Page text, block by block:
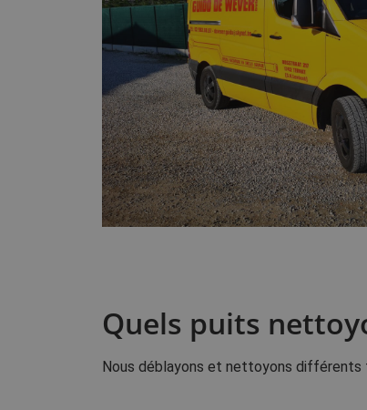
Quels puits
Nous déblayons et nettoyons différents